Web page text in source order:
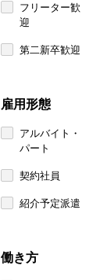
フリーター歓
迎
第二新卒歓迎
雇用形態
アルバイト・
パート
契約社員
紹介予定派遣
働き方